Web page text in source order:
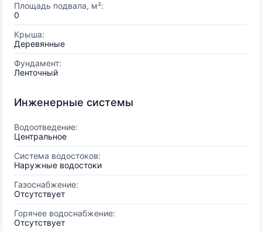
Площадь подвала, м²:
0
Крыша:
Деревянные
Фундамент:
Ленточный
Инженерные системы
Водоотведение:
Центральное
Система водостоков:
Наружные водостоки
Газоснабжение:
Отсутствует
Горячее водоснабжение:
Отсутствует